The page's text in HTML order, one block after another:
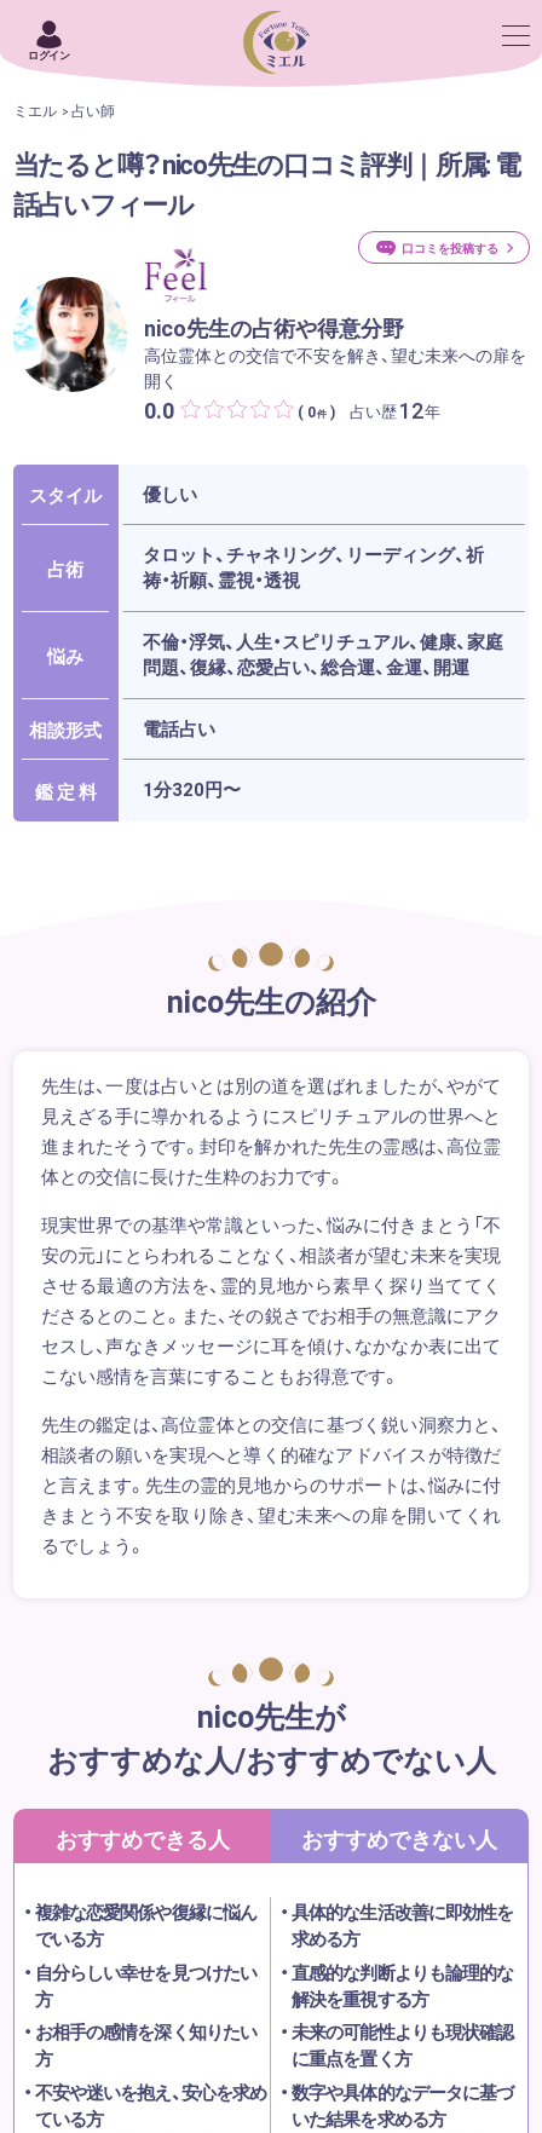
ログイン
ミエル 占い師
当たると噂？nico先生の口コミ評判｜所属: 電
話占いフィール
nico先生の占術や得意分野
高位霊体との交信で不安を解き、望む未来への扉を
開く
0.0 ( 0件 ) 占い歴12年
口コミを投稿する
スタイル 優しい
占術
タロット、チャネリング、リーディング、祈
祷・祈願、霊視・透視
悩み
不倫・浮気、人生・スピリチュアル、健康、家庭
問題、復縁、恋愛占い、総合運、金運、開運
相談形式 電話占い
鑑 定 料 1分320円〜
nico先生の紹介
先生は、一度は占いとは別の道を選ばれましたが、やがて
見えざる手に導かれるようにスピリチュアルの世界へと
進まれたそうです。封印を解かれた先生の霊感は、高位霊
体との交信に長けた生粋のお力です。
現実世界での基準や常識といった、悩みに付きまとう「不
安の元」にとらわれることなく、相談者が望む未来を実現
させる最適の方法を、霊的見地から素早く探り当ててく
ださるとのこと。また、その鋭さでお相手の無意識にアク
セスし、声なきメッセージに耳を傾け、なかなか表に出て
こない感情を言葉にすることもお得意です。
先生の鑑定は、高位霊体との交信に基づく鋭い洞察力と、
相談者の願いを実現へと導く的確なアドバイスが特徴だ
と言えます。先生の霊的見地からのサポートは、悩みに付
きまとう不安を取り除き、望む未来への扉を開いてくれ
るでしょう。
nico先生が
おすすめな人/おすすめでない人
おすすめできる人
複雑な恋愛関係や復縁に悩ん
でいる方
自分らしい幸せを見つけたい
方
お相手の感情を深く知りたい
方
不安や迷いを抱え、安心を求め
ている方
おすすめできない人
具体的な生活改善に即効性を
求める方
直感的な判断よりも論理的な
解決を重視する方
未来の可能性よりも現状確認
に重点を置く方
数字や具体的なデータに基づ
いた結果を求める方